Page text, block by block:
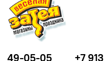
49-05-05 +7